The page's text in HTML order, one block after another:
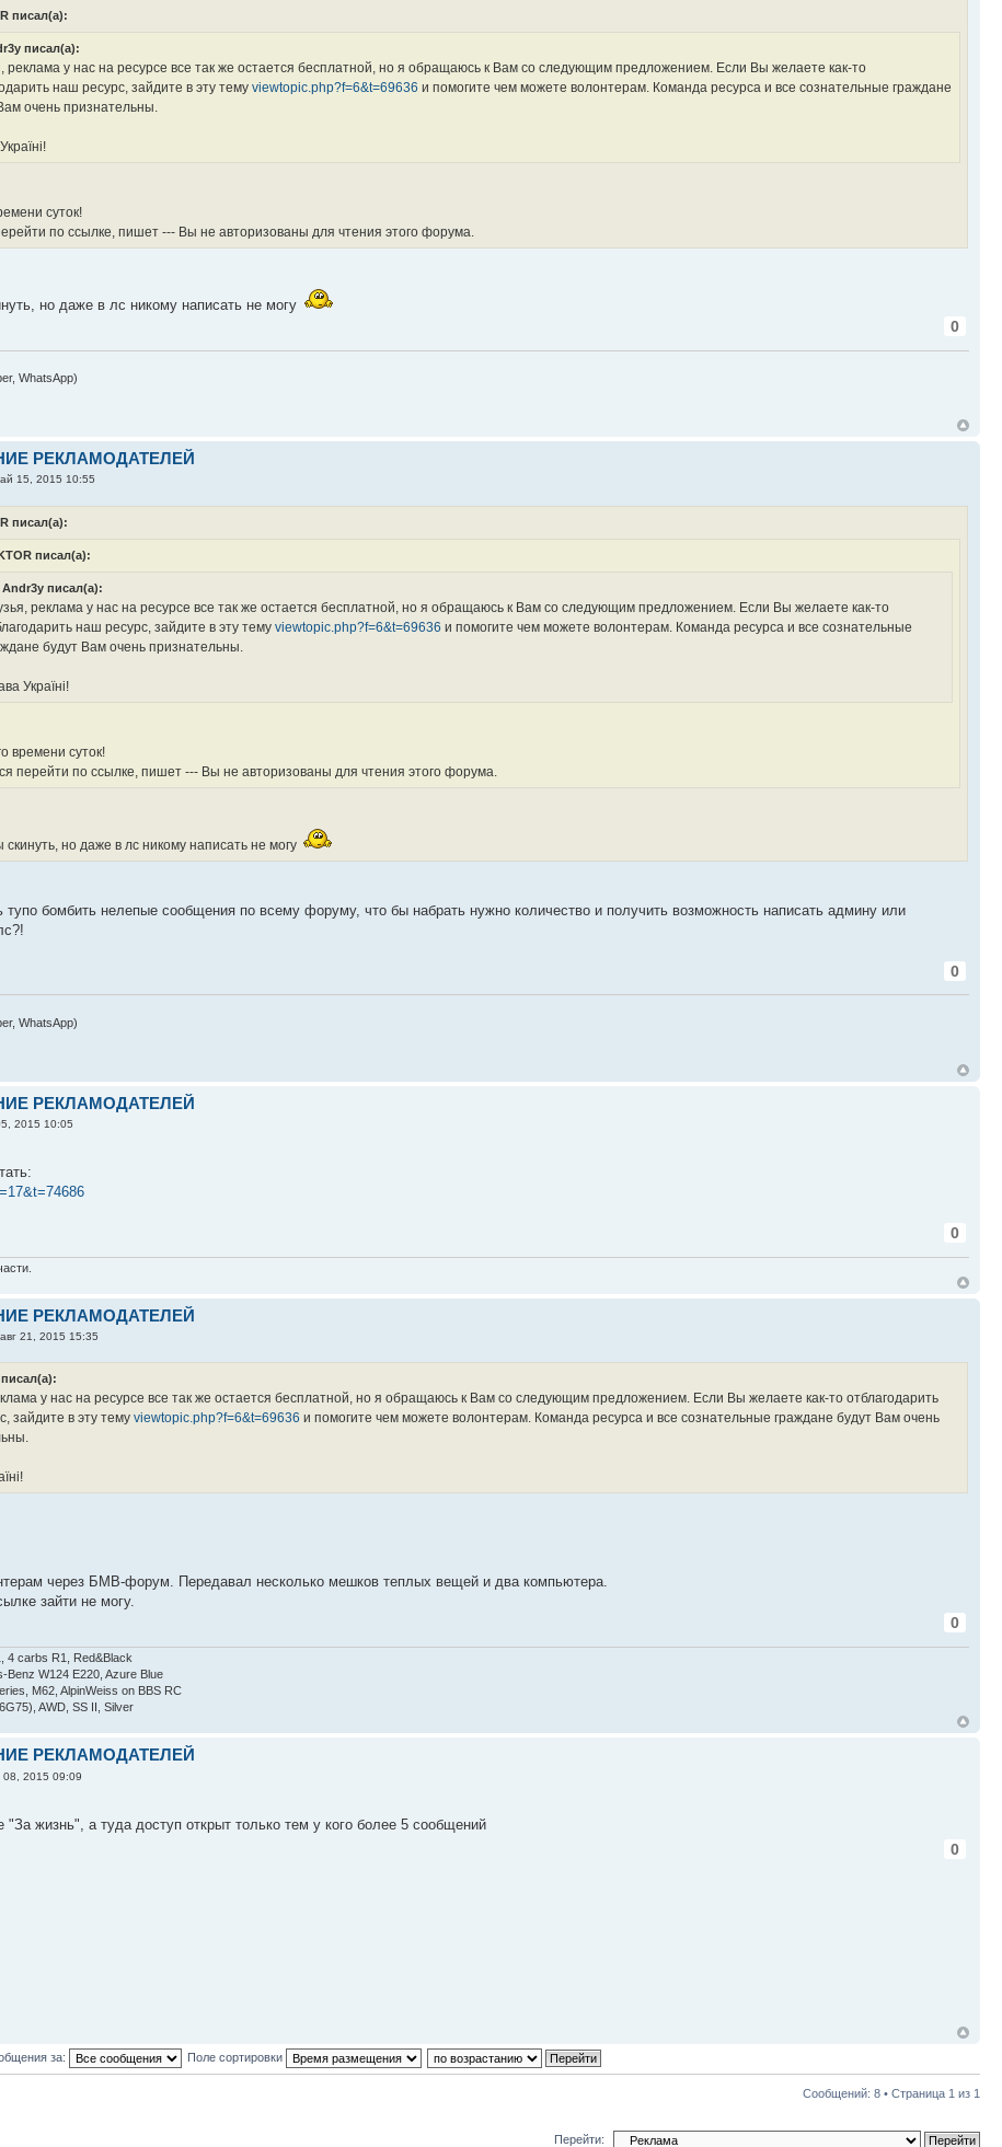
писал(а):
писал(а):
реклама у нас на ресурсе все так же остается бесплатной, но я обращаюсь к Вам со следующим предложением. Если Вы желаете как-то
наш ресурс, зайдите в эту темуviewtopic.php?f=6&t=69636 и помогите чем можете волонтерам. Команда ресурса и все сознательные граждане
очень признательны.
суток!
по ссылке, пишет --- Вы не авторизованы для чтения этого форума.
но даже в лс никому написать не могу
0
WhatsApp)
РЕКЛАМОДАТЕЛЕЙ
15, 2015 10:55
писал(а):
писал(а):
Andr3y писал(а):
реклама у нас на ресурсе все так же остается бесплатной, но я обращаюсь к Вам со следующим предложением. Если Вы желаете как-то
наш ресурс, зайдите в эту темуviewtopic.php?f=6&t=69636 и помогите чем можете волонтерам. Команда ресурса и все сознательные
будут Вам очень признательны.
Україні!
времени суток!
перейти по ссылке, пишет --- Вы не авторизованы для чтения этого форума.
но даже в лс никому написать не могу
тупо бомбить нелепые сообщения по всему форуму, что бы набрать нужно количество и получить возможность написать админу или
0
WhatsApp)
РЕКЛАМОДАТЕЛЕЙ
2015 10:05
0
РЕКЛАМОДАТЕЛЕЙ
21, 2015 15:35
у нас на ресурсе все так же остается бесплатной, но я обращаюсь к Вам со следующим предложением. Если Вы желаете как-то отблагодарить
зайдите в эту темуviewtopic.php?f=6&t=69636 и помогите чем можете волонтерам. Команда ресурса и все сознательные граждане будут Вам очень
через БМВ-форум. Передавал несколько мешков теплых вещей и два компьютера.
зайти не могу.
0
4 carbs R1, Red&Black
Benz W124 E220, Azure Blue
M62, AlpinWeiss on BBS RC
AWD, SS II, Silver
РЕКЛАМОДАТЕЛЕЙ
08, 2015 09:09
"За жизнь", а туда доступ открыт только тем у кого более 5 сообщений
0
за: Поле сортировки
Сообщений: 8 • Страница 1 из 1
Перейти: